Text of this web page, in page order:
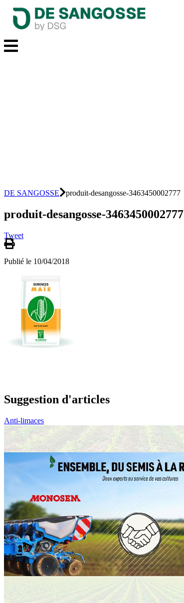
DE SANGOSSE produit-desangosse-3463450002777
produit-desangosse-3463450002777
Tweet
Publié le 10/04/2018
Suggestion d'articles
Anti-limaces